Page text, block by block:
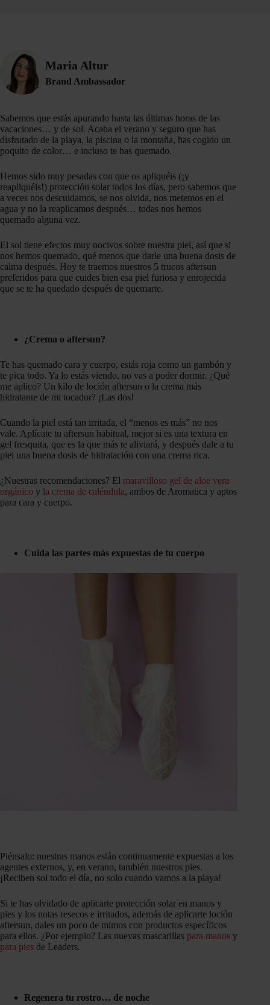
Maria Altur
Brand Ambassador
Sabemos que estás apurando hasta las últimas horas de las
vacaciones… y de sol. Acaba el verano y seguro que has
disfrutado de la playa, la piscina o la montaña, has cogido un
poquito de color… e incluso te has quemado.
Hemos sido muy pesadas con que os apliquéis (¡y
reapliquéis!) protección solar todos los días, pero sabemos que
a veces nos descuidamos, se nos olvida, nos metemos en el
agua y no la reaplicamos después… todas nos hemos
quemado alguna vez.
El sol tiene efectos muy nocivos sobre nuestra piel, así que si
nos hemos quemado, qué menos que darle una buena dosis de
calma después. Hoy te traemos nuestros 5 trucos aftersun
preferidos para que cuides bien esa piel furiosa y enrojecida
que se te ha quedado después de quemarte.
¿Crema o aftersun?
Te has quemado cara y cuerpo, estás roja como un gambón y
te pica todo. Ya lo estás viendo, no vas a poder dormir. ¿Qué
me aplico? Un kilo de loción aftersun o la crema más
hidratante de mi tocador? ¡Las dos!
Cuando la piel está tan irritada, el “menos es más” no nos
vale. Aplícate tu aftersun habitual, mejor si es una textura en
gel fresquita, que es la que más te aliviará, y después dale a tu
piel una buena dosis de hidratación con una crema rica.
¿Nuestras recomendaciones? El maravilloso gel de aloe vera
orgánico y la crema de caléndula, ambos de Aromatica y aptos
para cara y cuerpo.
Cuida las partes más expuestas de tu cuerpo
Piénsalo: nuestras manos están continuamente expuestas a los
agentes externos, y, en verano, también nuestros pies.
¡Reciben sol todo el día, no solo cuando vamos a la playa!
Si te has olvidado de aplicarte protección solar en manos y
pies y los notas resecos e irritados, además de aplicarte loción
aftersun, dales un poco de mimos con productos específicos
para ellos. ¿Por ejemplo? Las nuevas mascarillas para manos y
para pies de Leaders.
Regenera tu rostro… de noche